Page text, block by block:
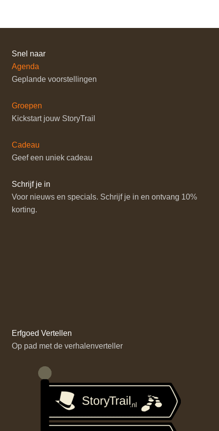
Snel naar
Agenda
Geplande voorstellingen
Groepen
Kickstart jouw StoryTrail
Cadeau
Geef een uniek cadeau
Schrijf je in
Voor nieuws en specials. Schrijf je in en ontvang 10%
korting.
Erfgoed Vertellen
Op pad met de verhalenverteller